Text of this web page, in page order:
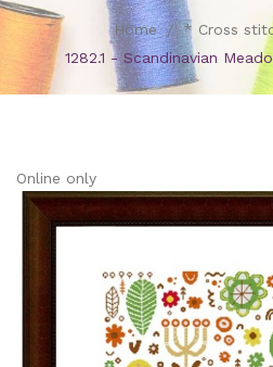
Home
* Cross
1282.1 - Scandinavian
Online only